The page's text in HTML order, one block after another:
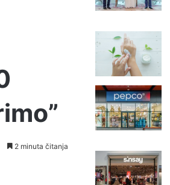
2 minuta čitanja